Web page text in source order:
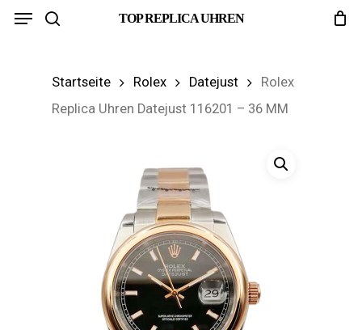
Skip
TOP REPLICA UHREN
Menu
Startseite Rolex Datejust
Rolex
Replica Uhren Datejust 116201 – 36 MM